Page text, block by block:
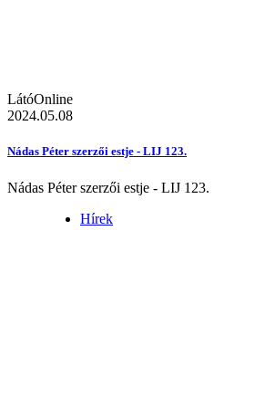
LátóOnline
2024.05.08
Nádas Péter szerzői estje - LIJ 123.
Nádas Péter szerzői estje - LIJ 123.
Hírek